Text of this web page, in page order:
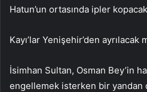
Hatun’un ortasında ipler kopacak
Kayı’lar Yenişehir’den ayrılacak
İsimhan Sultan, Osman Bey’in
engellemek isterken bir yandan